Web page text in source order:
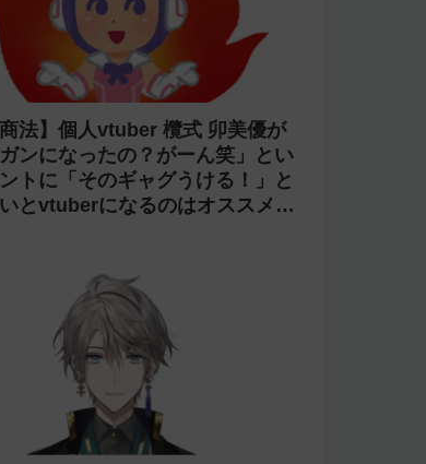
商法】個人vtuber 欖式 卯美優が
ガンになったの？がーん笑」とい
トに「そのギャグうける！」と
とvtuberになるのはオススメし